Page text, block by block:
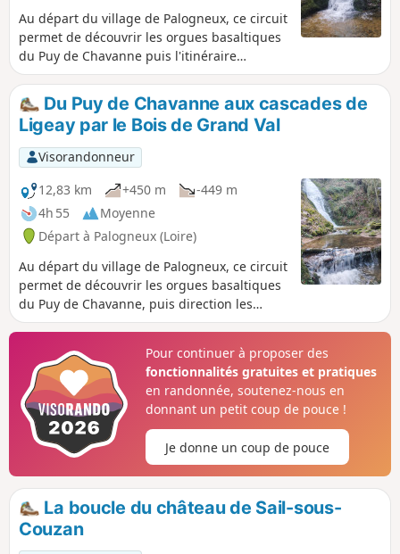
Au départ du village de Palogneux, ce circuit
permet de découvrir les orgues basaltiques
du Puy de Chavanne puis l'itinéraire
continue par les cascades de Ligeay.
Poursuivre ensuite par une boucle en
empruntant le GR®89 jusqu'à la commune
Les Places, pour ensuite revenir au village
par la Goutte Crémière et les Épeurios.
Du Puy de Chavanne aux cascades de
Ligeay par le Bois de Grand Val
Visorandonneur
12,83 km
+450 m
-449 m
4h 55
Moyenne
Départ à Palogneux (Loire)
Au départ du village de Palogneux, ce circuit
permet de découvrir les orgues basaltiques
du Puy de Chavanne, puis direction les
fabuleuses cascades de Ligeay. Le retour
Pour continuer à proposer des
fonctionnalités gratuites et pratiques
en randonnée, soutenez-nous en
donnant un petit coup de pouce !
Je donne un coup de pouce
La boucle du château de Sail-sous-
Couzan